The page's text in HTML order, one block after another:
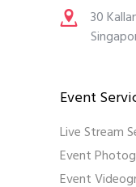
30
Event
Live Stream
Event
Event